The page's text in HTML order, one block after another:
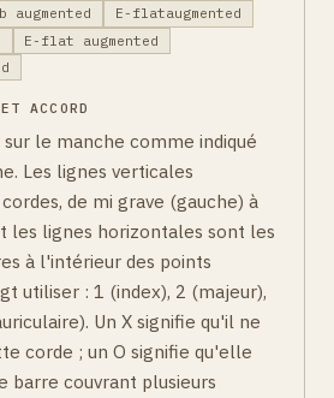
augmented
E-flataugmented
E-flat augmented
ACCORD
le manche comme indiqué
Les lignes verticales
de mi grave (gauche) à
les lignes horizontales sont les
à l'intérieur des points
utiliser : 1 (index), 2 (majeur),
Un X signifie qu'il ne
corde ; un O signifie qu'elle
barre couvrant plusieurs